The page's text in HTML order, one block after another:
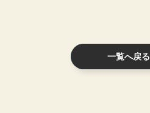
一覧へ戻る